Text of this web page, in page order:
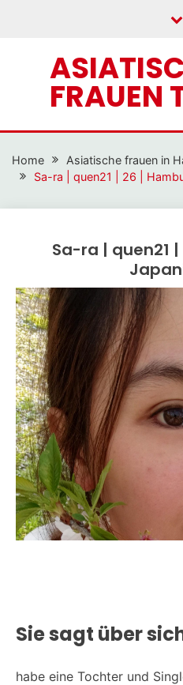
to
FRAUEN
Home
Asiatische frauen in
Sa-ra | quen21 | 26 |
Sa-ra | quen21
Sie sagt über
habe eine Tochter und